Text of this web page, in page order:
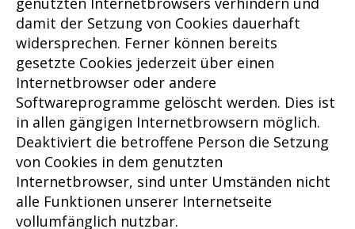
damit der Setzung von Cookies dauerhaft
widersprechen. Ferner können bereits
gesetzte Cookies jederzeit über einen
Internetbrowser oder andere
Softwareprogramme gelöscht werden. Dies ist
in allen gängigen Internetbrowsern möglich.
Deaktiviert die betroffene Person die Setzung
von Cookies in dem genutzten
Internetbrowser, sind unter Umständen nicht
alle Funktionen unserer Internetseite
vollumfänglich nutzbar.